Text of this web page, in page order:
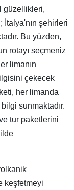
güzellikleri,
İtalya'nın şehirleri
Bu yüzden,
rotayı seçmeniz
limanın
çekecek
her limanda
sunmaktadır.
tur paketlerini
keşfetmeyi